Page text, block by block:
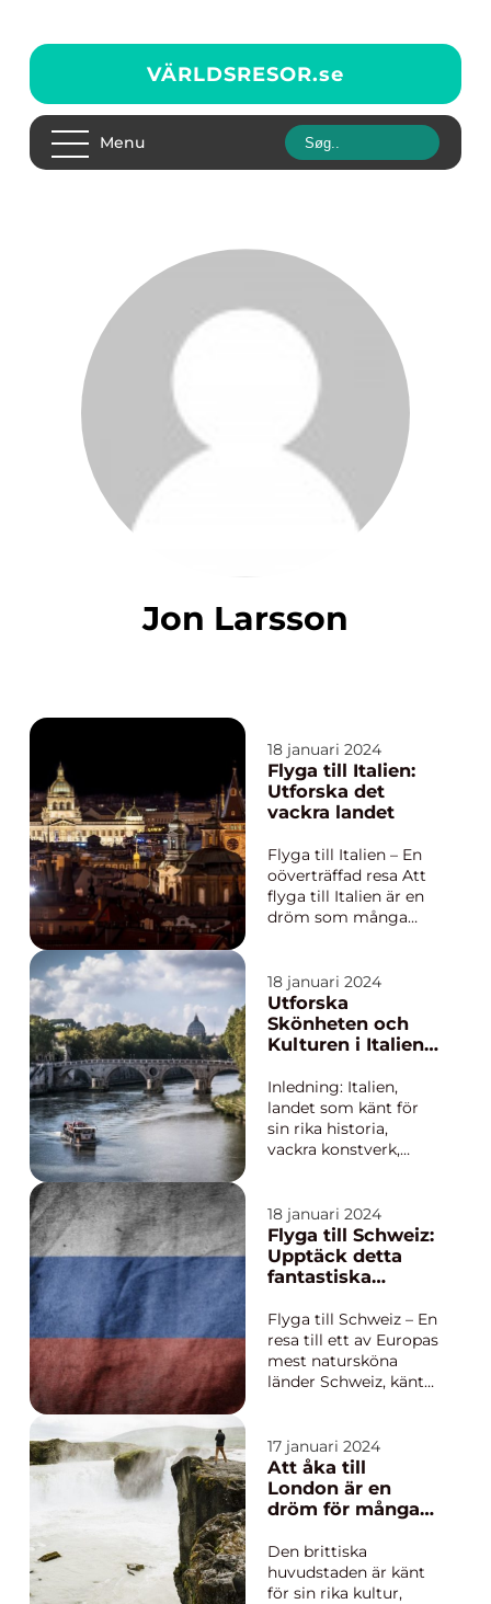
VÄRLDSRESOR.se
Menu
Jon Larsson
18 januari 2024
Flyga till Italien:
Utforska det
vackra landet
Flyga till Italien – En
oöverträffad resa Att
flyga till Italien är en
dröm som många
mat och naturliga
skönhet lockar
besökare från när och
fjärran. I denna artikel
översikt öve...
18 januari 2024
Utforska
Skönheten och
Kulturen i Italien –
Inledning: Italien,
landet som känt för
sin rika historia,
vackra konstverk,
är utan tvekan en
drömdestination för
många. Med anor från
antiken lockar Italien
världen för att
uppleva dess ...
18 januari 2024
Flyga till Schweiz:
Upptäck detta
fantastiska
Flyga till Schweiz – En
resa till ett av Europas
mest natursköna
länder Schweiz, känt
sjöar och vackra
städer, är ett
drömresmål för
naturälskare och
för att uppleva denna
skönhet p...
17 januari 2024
Att åka till
London är en
dröm för många
runt om i världen
Den brittiska
huvudstaden är känt
för sin rika kultur,